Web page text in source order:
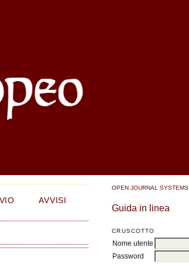
OPEN JOURNAL SYSTEMS
Guida in linea
CRUSCOTTO
Nome utente
Password
AVVISI